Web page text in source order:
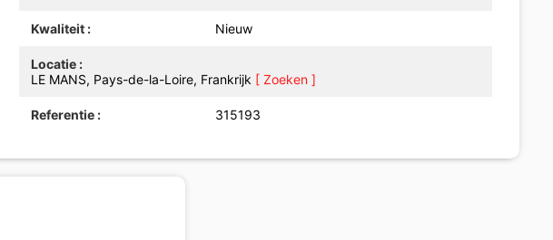
Kwaliteit : Nieuw
Locatie :
LE MANS, Pays-de-la-Loire, Frankrijk [ Zoeken ]
Referentie : 315193